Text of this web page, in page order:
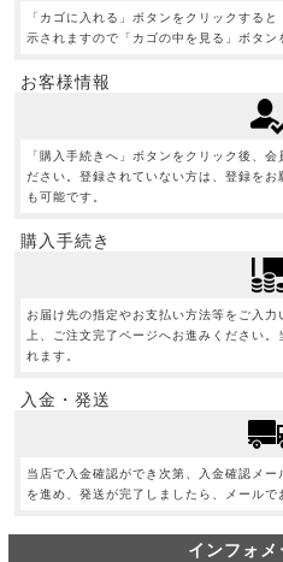
「カゴに入れる」ボタンをクリックする
示されますので「カゴの中を見る」ボタン
お客様情報
「購入手続きへ」ボタンをクリック後、
ださい。登録されていない方は、登録を
も可能です。
購入手続き
お届け先の指定やお支払い方法等をご入
上、ご注文完了ページへお進みください
れます。
入金・発送
当店で入金確認ができ次第、入金確認メ
を進め、発送が完了しましたら、メールで
インフォ